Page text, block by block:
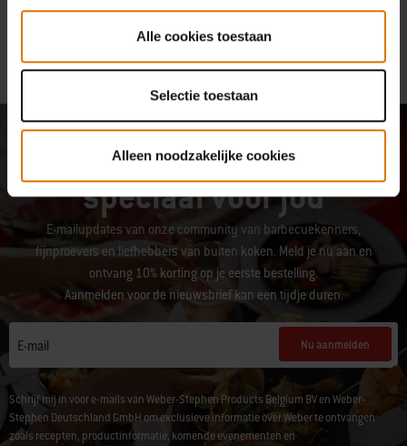
Alle cookies toestaan
Selectie toestaan
Alleen noodzakelijke cookies
Meld je aan: 10% korting
speciaal voor jou
E-mailupdates van onze community van barbecuekenners,
fijnproevers en liefhebbers van buiten koken. Meld je nu aan en
ontvang 10% korting op je eerste bestelling.
Aanmelden voor de nieuwsbrief kan een tijdje duren.
E-mail Nu aanmelden
Schrijf mij in voor e-mails van Weber-Stephen Products Belgium BV en Weber-
Stephen Deutschland GmbH om exclusieve informatie over Weber te ontvangen
zoals recepten, productinformatie, komende evenementen en